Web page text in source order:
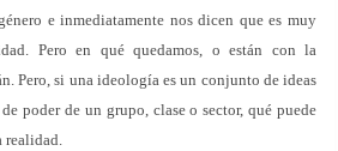
e inmediatamente nos dicen que es muy
Pero en qué quedamos, o están con la
Pero, si una ideología es un conjunto de ideas
poder de un grupo, clase o sector, qué puede
realidad.